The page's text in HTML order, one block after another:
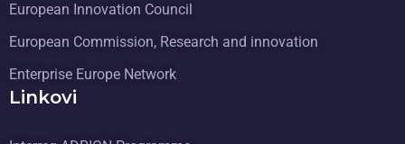
European Innovation Council
European Commission, Research and innovation
Enterprise Europe Network
Linkovi